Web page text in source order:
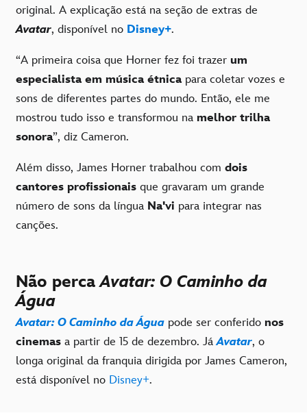
original. A explicação está na seção de extras de
Avatar, disponível no Disney+.
“A primeira coisa que Horner fez foi trazer um
especialista em música étnicapara coletar vozes e
sons de diferentes partes do mundo. Então, ele me
mostrou tudo isso e transformou na melhor trilha
sonora”, diz Cameron.
Além disso, James Horner trabalhou com dois
cantores profissionais que gravaram um grande
número de sons da língua Na'vi para integrar nas
canções.
Não percaAvatar: O Caminho da
Água
Avatar: O Caminho da Água pode ser conferido nos
cinemas a partir de 15 de dezembro. JáAvatar, o
longa original da franquia dirigida por James Cameron,
está disponível no Disney+.